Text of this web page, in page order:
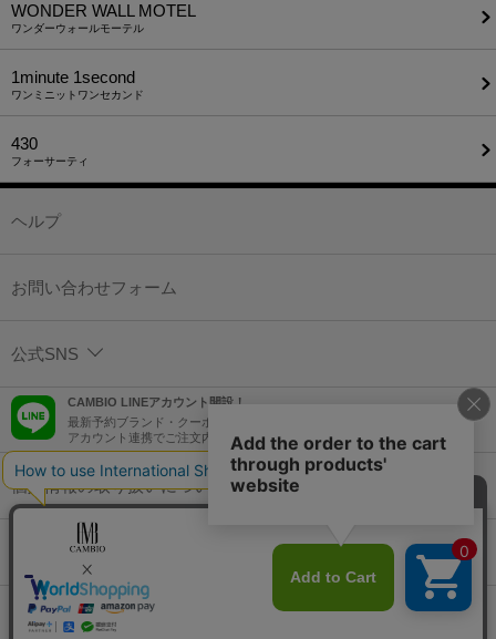
WONDER WALL MOTEL
ワンダーウォールモーテル
1minute​ 1second
ワンミニットワンセカンド
430
フォーサーティ
ヘルプ
お問い合わせフォーム
公式SNS
CAMBIO LINEアカウント開設！
最新予約ブランド・クーポン情報などを配信！
アカウント連携でご注文内容をLINEでも確認可能！
個人情報の取り扱いについて
特定商取引法に基づく表示
コーポレートサイト